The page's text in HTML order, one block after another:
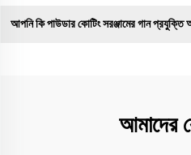
আপনি কি পাউডার কোটিং সরঞ্জামের গান প্রযুক্তি
আমাদের